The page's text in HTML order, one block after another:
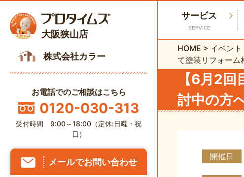
大阪狭山店
株式会社カラー
お電話でのご相談はこちら
0120-030-313
受付時間 9:00～18:00（定休:日曜・祝
日）
メールでお問い合わせ
サービス
SERVICE
HOME > イベント
て塗装リフォーム
【6月2
討中の方
開催日